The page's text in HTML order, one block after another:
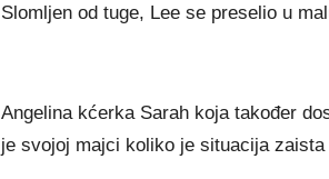
Slomljen od tuge, Lee se preselio u
Angelina kćerka Sarah koja također
je svojoj majci koliko je situacija zaista